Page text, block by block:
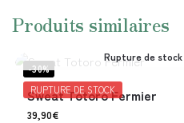
Produits similaires
-30%
RUPTURE DE STOCK
Rupture de stock
Sweat Totoro Fermier
39,90€